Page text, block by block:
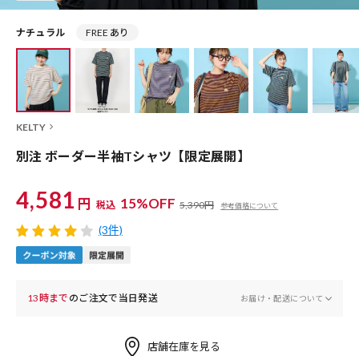
ナチュラル FREE あり
KELTY
別注 ボーダー半袖Tシャツ【限定展開】
4,581 円 税込 15%OFF 5,390円 参考価格について
(3件)
13時まで のご注文で当日発送 お届け・配送について
店舗在庫を見る